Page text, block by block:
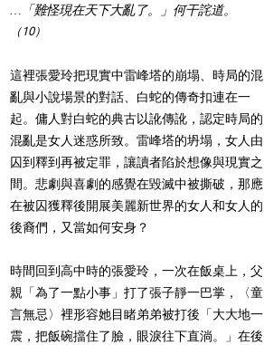
…「難怪現在天下大亂了。」何干詫道。
（10）
這裡張愛玲把現實中雷峰塔的崩塌、時局的混
亂與小說場景的對話、白蛇的傳奇扣連在一
起。傭人對白蛇的典古以訛傳訛，認定時局的
混亂是女人迷惑所致。雷峰塔的坍塌，女人由
囚到釋到再被定罪，讓讀者陷於想像與現實之
間。悲劇與喜劇的感覺在毀滅中被撕破，那應
在被囚獲釋後開展美麗新世界的女人和女人的
後裔們，又當如何安身？
時間回到高中時的張愛玲，一次在飯桌上，父
親「為了一點小事」打了張子靜一巴掌，〈童
言無忌〉裡形容她目睹弟弟被打後「大大地一
震，把飯碗擋住了臉，眼淚往下直淌。」在後